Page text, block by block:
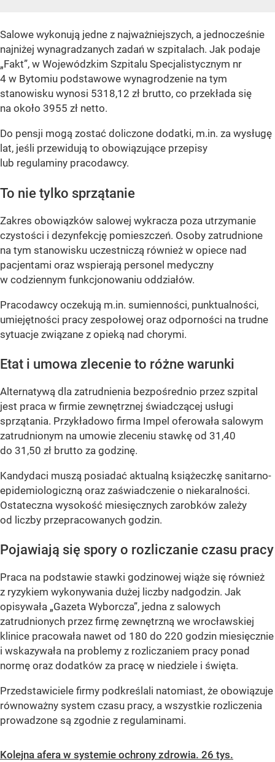
Salowe wykonują jedne z najważniejszych, a jednocześnie
najniżej wynagradzanych zadań w szpitalach. Jak podaje
„Fakt”, w Wojewódzkim Szpitalu Specjalistycznym nr
4 w Bytomiu podstawowe wynagrodzenie na tym
stanowisku wynosi 5318,12 zł brutto, co przekłada się
na około 3955 zł netto.
Do pensji mogą zostać doliczone dodatki, m.in. za wysługę
lat, jeśli przewidują to obowiązujące przepisy
lub regulaminy pracodawcy.
To nie tylko sprzątanie
Zakres obowiązków salowej wykracza poza utrzymanie
czystości i dezynfekcję pomieszczeń. Osoby zatrudnione
na tym stanowisku uczestniczą również w opiece nad
pacjentami oraz wspierają personel medyczny
w codziennym funkcjonowaniu oddziałów.
Pracodawcy oczekują m.in. sumienności, punktualności,
umiejętności pracy zespołowej oraz odporności na trudne
sytuacje związane z opieką nad chorymi.
Etat i umowa zlecenie to różne warunki
Alternatywą dla zatrudnienia bezpośrednio przez szpital
jest praca w firmie zewnętrznej świadczącej usługi
sprzątania. Przykładowo firma Impel oferowała salowym
zatrudnionym na umowie zleceniu stawkę od 31,40
do 31,50 zł brutto za godzinę.
Kandydaci muszą posiadać aktualną książeczkę sanitarno-
epidemiologiczną oraz zaświadczenie o niekaralności.
Ostateczna wysokość miesięcznych zarobków zależy
od liczby przepracowanych godzin.
Pojawiają się spory o rozliczanie czasu pracy
Praca na podstawie stawki godzinowej wiąże się również
z ryzykiem wykonywania dużej liczby nadgodzin. Jak
opisywała „Gazeta Wyborcza”, jedna z salowych
zatrudnionych przez firmę zewnętrzną we wrocławskiej
klinice pracowała nawet od 180 do 220 godzin miesięcznie
i wskazywała na problemy z rozliczaniem pracy ponad
normę oraz dodatków za pracę w niedziele i święta.
Przedstawiciele firmy podkreślali natomiast, że obowiązuje
równoważny system czasu pracy, a wszystkie rozliczenia
prowadzone są zgodnie z regulaminami.
Kolejna afera w systemie ochrony zdrowia. 26 tys.